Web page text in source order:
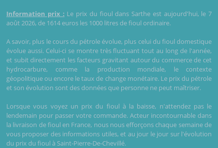
Information prix : Le prix du fioul dans Sarthe est aujourd'hui, le 7
août 2026, de 1614 euros les 1000 litres de fioul ordinaire.
A savoir, plus le cours du pétrole évolue, plus celui du fioul domestique
évolue aussi. Celui-ci se montre très fluctuant tout au long de l'année,
et subit directement les facteurs gravitant autour du commerce de cet
hydrocarbure, comme la production mondiale, le contexte
géopolitique ou encore le taux de change monétaire. Le prix du pétrole
et son évolution sont des données que personne ne peut maîtriser.
Lorsque vous voyez un prix du fioul à la baisse, n'attendez pas le
lendemain pour passer votre commande. Acteur incontournable dans
la livraison de fioul en France, nous nous efforçons chaque semaine de
vous proposer des informations utiles, et au jour le jour sur l'évolution
du prix du fioul à Saint-Pierre-De-Chevillé.